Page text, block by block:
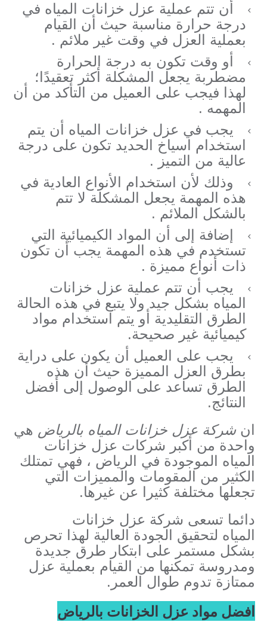
أن تتم عملية عزل خزانات المياه في
درجة حرارة مناسبة حيث أن القيام
بعملية العزل في وقت غير ملائم .
أو وقت تكون به درجة الحرارة
مضطربة يجعل المشكلة أكثر تعقيدًا؛
لهذا فيجب على العميل من التأكد من أن
المهمه .
يجب في عزل خزانات المياه أن يتم
استخدام اسياخ الحديد تكون على درجة
عالية من التميز .
وذلك لأن استخدام الأنواع العادية في
هذه المهمة يجعل المشكلة لا تتم
بالشكل الملائم .
إضافة إلى أن المواد الكيميائية التي
تستخدم في هذه المهمة يجب أن تكون
ذات أنواع مميزة .
يجب أن تتم عملية عزل خزانات
المياه بشكل جيد ولا يتبع في هذه الحالة
الطرق التقليدية أو يتم استخدام مواد
كيميائية غير صحيحة.
يجب على العميل أن يكون على دراية
بطرق العزل المميزة حيث أن هذه
الطرق تساعد على الوصول إلى أفضل
النتائج.
انشركة عزل خزانات المياه بالرياض هي
واحدة من أكبر شركات عزل خزانات
المياه الموجودة في الرياض ، فهي تمتلك
الكثير من المقومات والمميزات التي
تجعلها مختلفة كثيرا عن غيرها.
دائما تسعى شركة عزل خزانات
المياه لتحقيق الجودة العالية لهذا تحرص
بشكل مستمر على ابتكار طرق جديدة
ومدروسة تمكنها من القيام بعملية عزل
ممتازة تدوم طوال العمر.
افضل مواد عزل الخزانات بالرياض